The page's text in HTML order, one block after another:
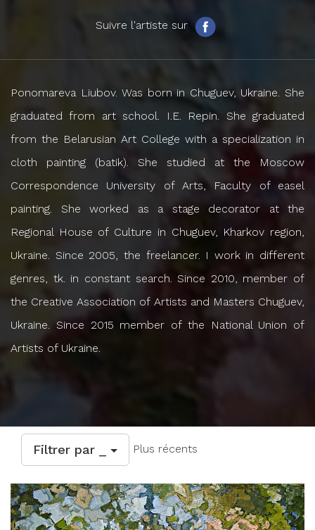
Suivre l'artiste sur
Ponomareva Liubov. Was born in Chuguev, Ukraine. She
graduated from art school. I.E. Repin. She graduated
from the Belarusian Art College with a specialization in
cloth painting (batik). She studied at the Moscow
Correspondence University of Arts, Faculty of easel
painting. She worked as a stage decorator at the
Regional House of Culture in Chuguev, Kharkov region,
Ukraine. Since 2005, the freelancer. I work in different
genres, tk. in constant search. Since 2010, member of
the Creative Association of Artists and Masters Chuguev,
Ukraine. Since 2015 member of the National Union of
Artists of Ukraine.
Filtrer par _ Plus récents